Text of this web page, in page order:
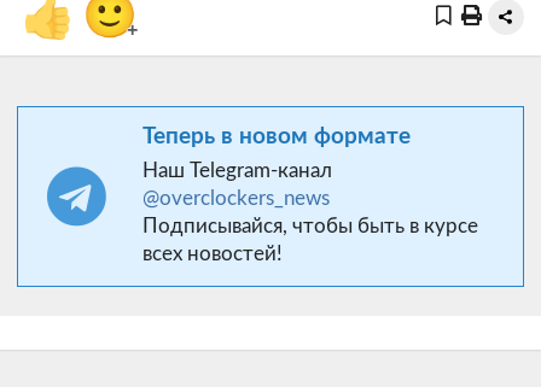
👍 🙂+
Теперь в новом формате
Наш Telegram-канал
@overclockers_news
Подписывайся, чтобы быть в курсе
всех новостей!